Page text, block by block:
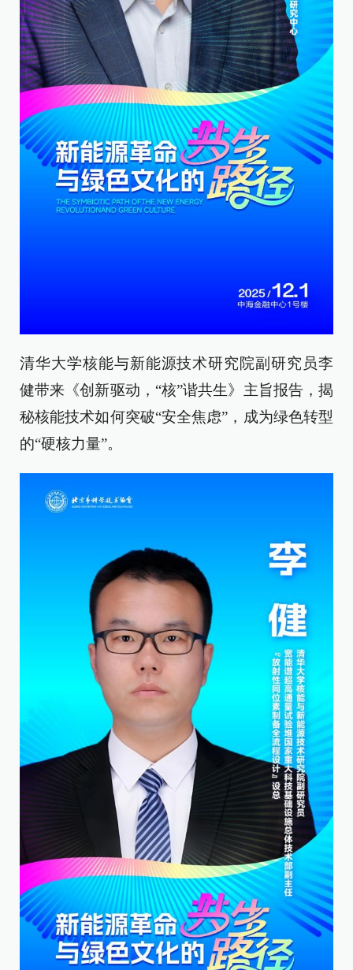
清华大学核能与新能源技术研究院副研究员李
健带来《创新驱动，“核”谐共生》主旨报告，揭
秘核能技术如何突破“安全焦虑”，成为绿色转型
的“硬核力量”。